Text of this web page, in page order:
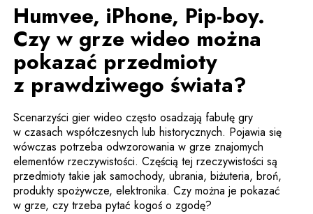
Humvee, iPhone, Pip-boy.
Czy w grze wideo można
pokazać przedmioty
z prawdziwego świata?
Scenarzyści gier wideo często osadzają fabułę gry
w czasach współczesnych lub historycznych. Pojawia się
wówczas potrzeba odwzorowania w grze znajomych
elementów rzeczywistości. Częścią tej rzeczywistości są
przedmioty takie jak samochody, ubrania, biżuteria, broń,
produkty spożywcze, elektronika. Czy można je pokazać
w grze, czy trzeba pytać kogoś o zgodę?